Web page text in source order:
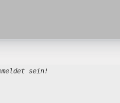
sein!